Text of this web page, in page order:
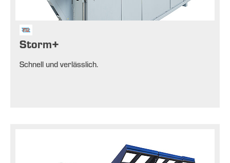
Storm+
Schnell und verlässlich.